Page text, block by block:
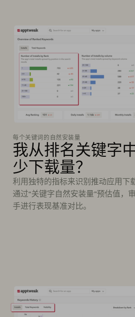
每个关键词的自然安装量
我从排名关键字
少下载量？
利用独特的指标来识别推动应用下
通过“关键字自然安装量”预估值，
手进行表现基准对比。